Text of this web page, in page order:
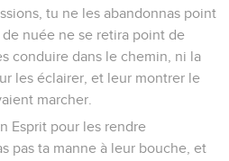
tu ne les abandonnas point
nuée ne se retira point de
conduire dans le chemin, ni la
les éclairer, et leur montrer le
marcher.
Esprit pour les rendre
pas ta manne à leur bouche, et